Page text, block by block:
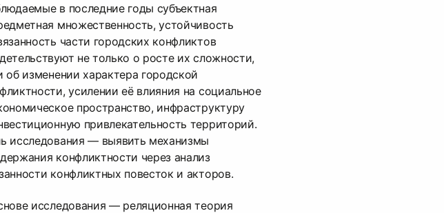
в последние годы субъектная
множественность, устойчивость
части городских конфликтов
не только о росте их сложности,
об изменении характера городской
усилении её влияния на социальное
пространство, инфраструктуру
привлекательность территорий.
исследования — выявить механизмы
конфликтности через анализ
конфликтных повесток и акторов.
исследования — реляционная теория